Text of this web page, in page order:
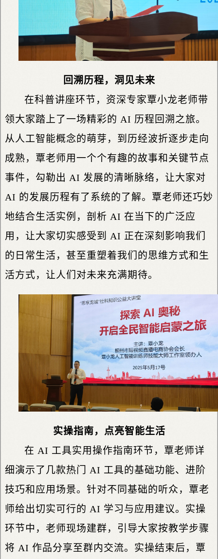
回溯历程，洞见未来
在科普讲座环节，资深专家覃小龙老师带
领大家踏上了一场精彩的 AI 历程回溯之旅。
从人工智能概念的萌芽，到历经波折逐步走向
成熟，覃老师用一个个有趣的故事和关键节点
事件，勾勒出 AI 发展的清晰脉络，让大家对
AI 的发展历程有了系统的了解。覃老师还巧妙
地结合生活实例，剖析 AI 在当下的广泛应
用，让大家切实感受到 AI 正在深刻影响我们
的日常生活，甚至重塑着我们的思维方式和生
活方式，让人们对未来充满期待。
实操指南，点亮智能生活
在 AI 工具实用操作指南环节，覃老师详
细演示了几款热门 AI 工具的基础功能、进阶
技巧和应用场景。针对不同基础的听众，覃老
师给出切实可行的 AI 学习与应用建议。实操
环节中，老师现场建群，引导大家按教学步骤
将 AI 作品分享至群内交流。实操结束后，覃